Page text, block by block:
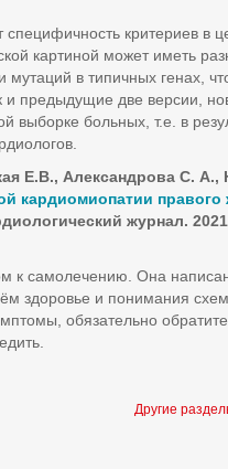
критериев в
картиной может иметь
в типичных генах,
и предыдущие две версии,
выборке больных, т.е. в
Е.В., Александрова С. А.,
кардиомиопатии правого
журнал.
к самолечению. Она
здоровье и понимания
обязательно
Другие